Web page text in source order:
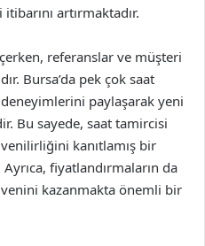
artırmaktadır.
referanslar ve müşteri
Bursa’da pek çok saat
paylaşarak yeni
Bu sayede, saat tamircisi
kanıtlamış bir
fiyatlandırmaların da
kazanmakta önemli bir